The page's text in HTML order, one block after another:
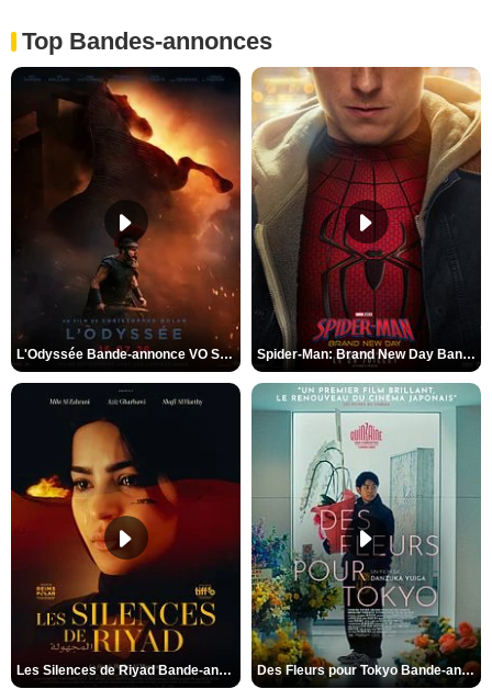
Top Bandes-annonces
L'Odyssée Bande-annonce VO STFR Spider-Man: Brand New Day Bande-annonce VO STFR
Les Silences de Riyad Bande-annonce VO STFR Des Fleurs pour Tokyo Bande-annonce VO STFR